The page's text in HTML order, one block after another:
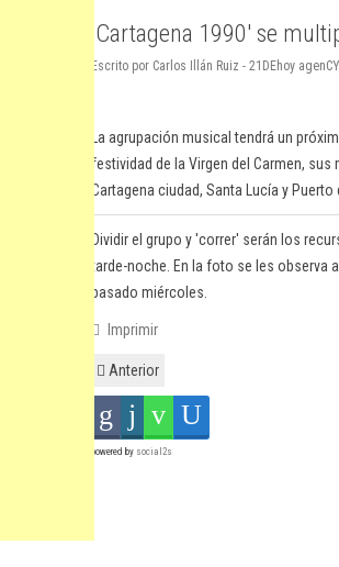
'Cartagena 1990' se
Escrito por Carlos Illán Ruiz - 21DEhoy
La agrupación musical tendrá un
festividad de la Virgen del Carmen,
Cartagena ciudad, Santa Lucía y Puerto
Dividir el grupo y 'correr' serán los
tarde-noche. En la foto se les observa
pasado miércoles.
Imprimir
Anterior
powered by social2s